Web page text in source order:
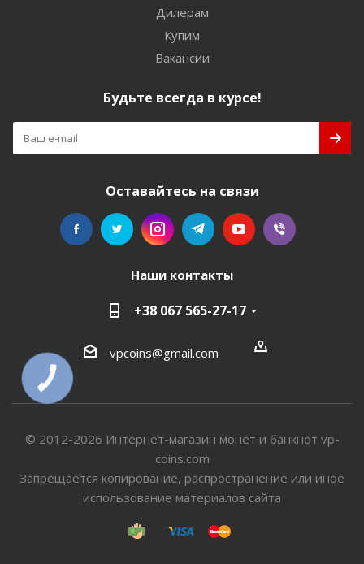
Дилерам
Купим
Вакансии
Будьте всегда в курсе!
Оставайтесь на связи
Наши контакты
+38 067 565-27-17
vpcoins@gmail.com
© 2012-2026 Интернет-магазин монет и банкнот vp-
coins.com
Запрещается копирование, распространение или иное
использование материалов сайта
КНОПКА
СВЯЗИ